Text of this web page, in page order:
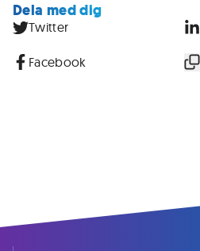
Dela med dig
Twitter
Facebook